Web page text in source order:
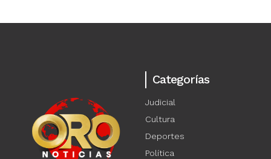
Categorías
Judicial
Cultura
Deportes
Política